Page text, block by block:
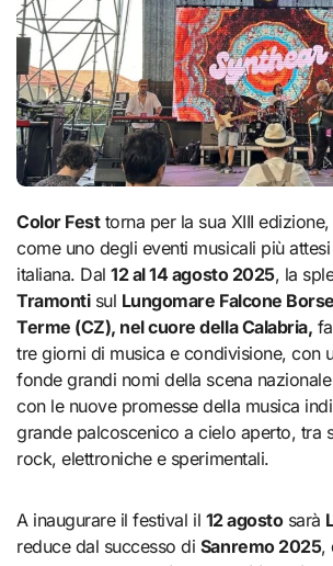
Color Festtorna per la sua XIII
come uno degli eventi musicali più attesi
italiana. Dal12 al 14 agosto 2025, la
Tramontisul Lungomare Falcone
Terme (CZ), nel cuore della Calabria,
tre giorni di musica e condivisione, con
fonde grandi nomi della scena
con le nuove promesse della musica
grande palcoscenico a cielo aperto, tra
rock, elettroniche e sperimentali.
A inaugurare il festival il 12 agostosarà
reduce dal successo di Sanremo 2025,